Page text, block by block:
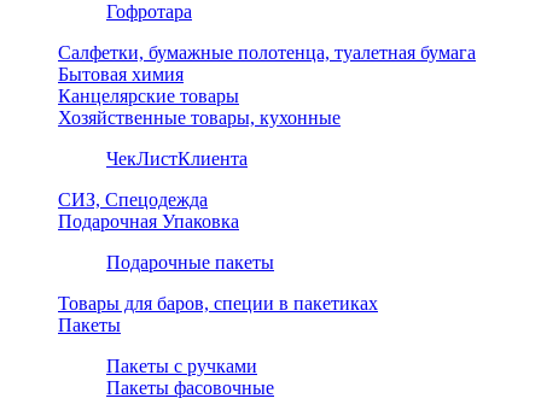
Гофротара
Салфетки, бумажные полотенца, туалетная бумага
Бытовая химия
Канцелярские товары
Хозяйственные товары, кухонные
ЧекЛистКлиента
СИЗ, Спецодежда
Подарочная Упаковка
Подарочные пакеты
Товары для баров, специи в пакетиках
Пакеты
Пакеты с ручками
Пакеты фасовочные